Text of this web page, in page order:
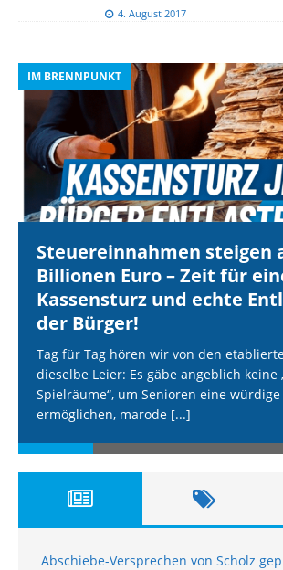
4. August 2017
IM BRENNPUNKT
Steuereinnahmen steigen
Billionen Euro – Zeit für
Kassensturz und echte
der Bürger!
Tag für Tag hören wir von den
dieselbe Leier: Es gäbe angeblich keine
Spielräume“, um Senioren eine
ermöglichen, marode [...]
Abschiebe-Versprechen von Scholz